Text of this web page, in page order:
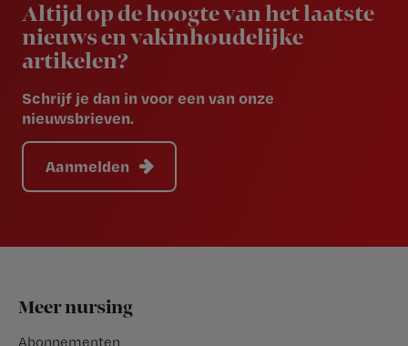
Altijd op de hoogte van het laatste
nieuws en vakinhoudelijke
artikelen?
Schrijf je dan in voor een van onze
nieuwsbrieven.
Aanmelden
Footer
Meer nursing
Abonnementen